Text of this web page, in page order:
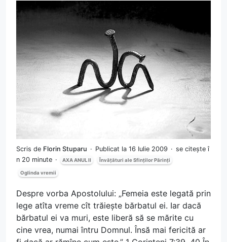
Scris de Florin Stuparu Publicat la 16 Iulie 2009
se citește î
n 20 minute
AXA ANUL II Învățături ale Sfinților Părinți
Oglinda vremii
Despre vorba Apostolului: „Femeia este legată prin
lege atîta vreme cît trăiește bărbatul ei. Iar dacă
bărbatul ei va muri, este liberă să se mărite cu
cine vrea, numai întru Domnul. Însă mai fericită ar